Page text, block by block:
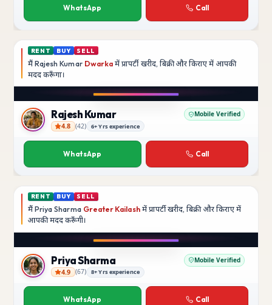
₹1.5 Crore
WhatsApp Call
RENT BUY SELL
मैं Rajesh Kumar Dwarka में प्रापर्टी खरीद, बिक्री और किराए में आपकी
मददकरूँगा।
Rajesh Kumar
Rajesh Kumar Mobile Verified
4.8 (42) 6+ Yrs experience
WhatsApp Call
RENT BUY SELL
मैं Priya Sharma Greater Kailashमें प्रापर्टी खरीद, बिक्री और किराए में
आपकी मददकरूँगी।
Priya Sharma
Priya Sharma Mobile Verified
4.9 (67) 8+ Yrs experience
WhatsApp Call